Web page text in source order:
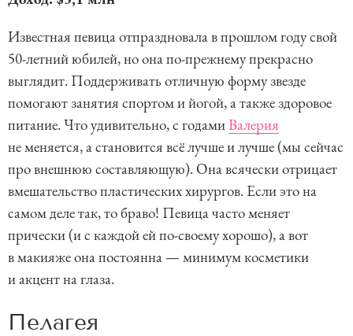
1
o
f
5
Известная певица отпраздновала в прошлом году свой
50-летний юбилей, но она по-прежнему прекрасно
выглядит. Поддерживать отличную форму звезде
помогают занятия спортом и йогой, а также здоровое
питание. Что удивительно, с годамиВалерия
не меняется, а становится всё лучше и лучше (мы сейчас
про внешнюю составляющую). Она всячески отрицает
вмешательство пластических хирургов. Если это на
самом деле так, то браво! Певица часто меняет
прически (и с каждой ей по-своему хорошо), а вот
в макияже она постоянна — минимум косметики
и акцент на глаза.
Пелагея